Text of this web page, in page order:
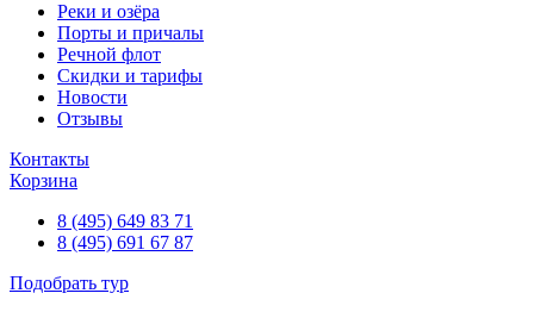
Реки и озёра
Порты и причалы
Речной флот
Скидки и тарифы
Новости
Отзывы
Контакты
Корзина
8 (495) 649 83 71
8 (495) 691 67 87
Подобрать тур